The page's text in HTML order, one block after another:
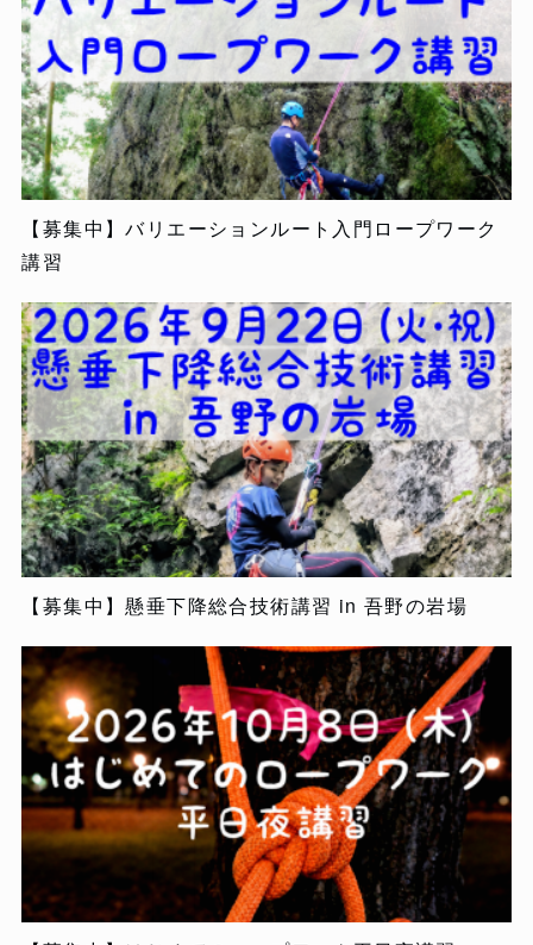
【募集中】バリエーションルート入門ロープワーク
講習
【募集中】懸垂下降総合技術講習 in 吾野の岩場